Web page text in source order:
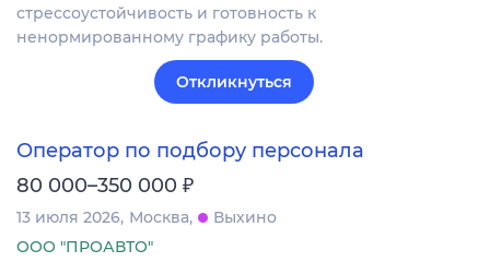
стрессоустойчивость и готовность к
ненормированному графику работы.
Откликнуться
Оператор по подбору персонала
80 000–350 000 ₽
13 июля 2026 Москва
Выхино
ООО "ПРОАВТО"